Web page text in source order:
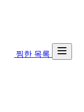
찜한 목록